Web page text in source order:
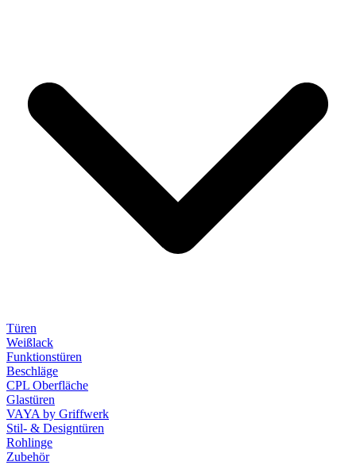
Türen
Weißlack
Funktionstüren
Beschläge
CPL Oberfläche
Glastüren
VAYA by Griffwerk
Stil- & Designtüren
Rohlinge
Zubehör